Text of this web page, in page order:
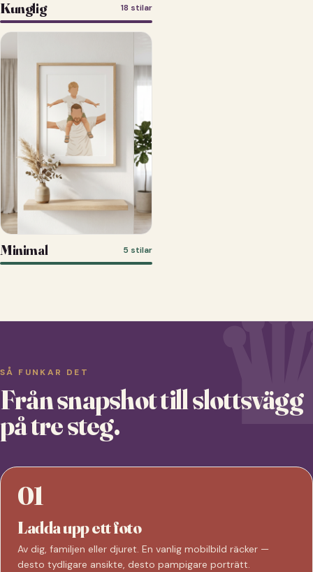
Kunglig 18 stilar
Minimal 5 stilar
SÅ FUNKAR DET
Från snapshot till slottsvägg
på tre steg.
01
Ladda upp ett foto
Av dig, familjen eller djuret. En vanlig mobilbild räcker —
desto tydligare ansikte, desto pampigare porträtt.